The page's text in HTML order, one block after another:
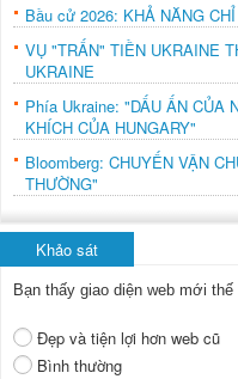
Bầu cử 2026: KHẢ NĂNG
VỤ "TRẤN" TIỀN UKRAINE
UKRAINE
Phía Ukraine: "DẤU ẤN CỦA
KHÍCH CỦA HUNGARY"
Bloomberg: CHUYẾN VẬN
THƯỜNG"
Khảo sát
Bạn thấy giao diện web mới thế
Đẹp và tiện lợi hơn web cũ
Bình thường